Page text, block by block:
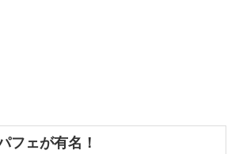
フェが有名！